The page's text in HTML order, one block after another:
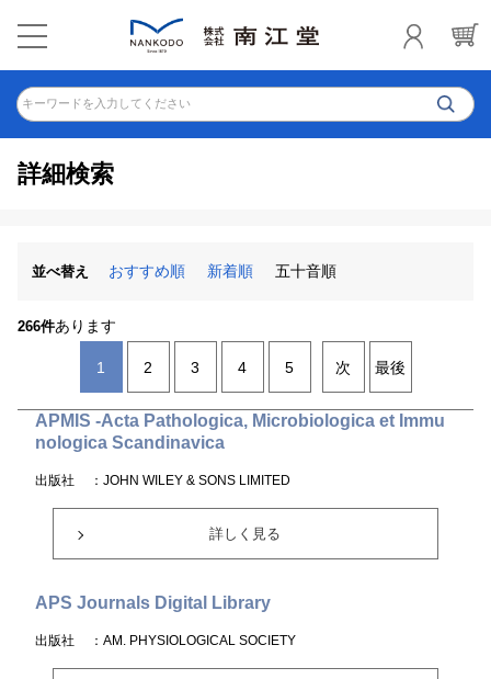
キーワードを入力してください
詳細検索
並べ替え おすすめ順 新着順 五十音順
266件あります
1 2 3 4 5 次 最後
APMIS -Acta Pathologica, Microbiologica et Immu
nologica Scandinavica
出版社 ：JOHN WILEY & SONS LIMITED
詳しく見る
APS Journals Digital Library
出版社 ：AM. PHYSIOLOGICAL SOCIETY